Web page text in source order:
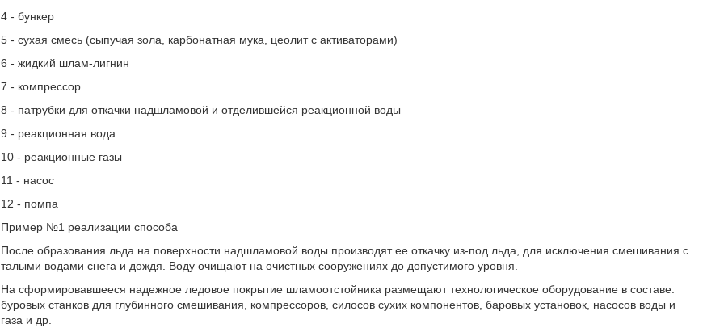
4 - бункер
5 - сухая смесь (сыпучая зола, карбонатная мука, цеолит с активаторами)
6 - жидкий шлам-лигнин
7 - компрессор
8 - патрубки для откачки надшламовой и отделившейся реакционной воды
9 - реакционная вода
10 - реакционные газы
11 - насос
12 - помпа
Пример №1 реализации способа
После образования льда на поверхности надшламовой воды производят ее откачку из-под льда, для исключения смешивания с
талыми водами снега и дождя. Воду очищают на очистных сооружениях до допустимого уровня.
На сформировавшееся надежное ледовое покрытие шламоотстойника размещают технологическое оборудование в составе:
буровых станков для глубинного смешивания, компрессоров, силосов сухих компонентов, баровых установок, насосов воды и
газа и др.